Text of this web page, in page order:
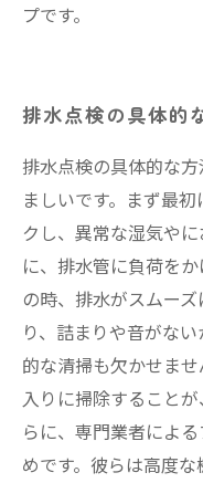
プです。
排水点検の具体的
排水点検の具体的な
ましいです。まず最
クし、異常な湿気や
に、排水管に負荷を
の時、排水がスムー
り、詰まりや音がな
的な清掃も欠かせま
入りに掃除すること
らに、専門業者によ
めです。彼らは高度